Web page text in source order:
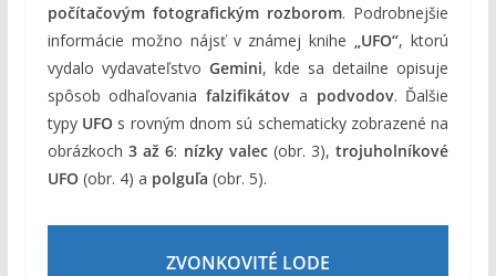
počítačovým fotografickým rozborom. Podrobnejšie
informácie možno nájsť v známej knihe
„UFO“, ktorú
vydalo vydavateľstvo Gemini, kde sa detailne opisuje
spôsob odhaľovaniafalzifikátov a podvodov. Ďalšie
typy UFO s rovným dnom sú schematicky zobrazené na
obrázkoch 3 až 6: nízky valec(obr. 3),trojuholníkové
UFO(obr. 4) a polguľa (obr. 5).
ZVONKOVITÉ LODE